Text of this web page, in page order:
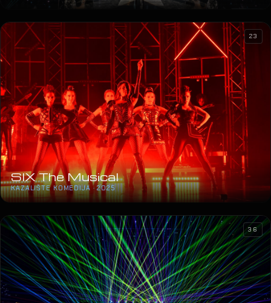
SIX The Musical
KAZALIŠTE KOMEDIJA · 2025
23
36